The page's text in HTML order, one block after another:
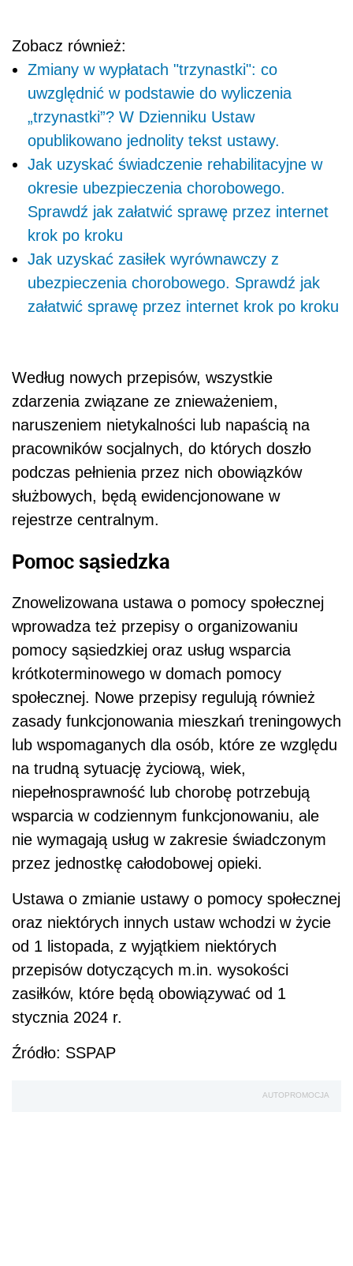
Zobacz również:
Zmiany w wypłatach "trzynastki": co
uwzględnić w podstawie do wyliczenia
„trzynastki”? W Dzienniku Ustaw
opublikowano jednolity tekst ustawy.
Jak uzyskać świadczenie rehabilitacyjne w
okresie ubezpieczenia chorobowego.
Sprawdź jak załatwić sprawę przez internet
krok po kroku
Jak uzyskać zasiłek wyrównawczy z
ubezpieczenia chorobowego. Sprawdź jak
załatwić sprawę przez internet krok po kroku
Według nowych przepisów, wszystkie
zdarzenia związane ze znieważeniem,
naruszeniem nietykalności lub napaścią na
pracowników socjalnych, do których doszło
podczas pełnienia przez nich obowiązków
służbowych, będą ewidencjonowane w
rejestrze centralnym.
Pomoc sąsiedzka
Znowelizowana ustawa o pomocy społecznej
wprowadza też przepisy o organizowaniu
pomocy sąsiedzkiej oraz usług wsparcia
krótkoterminowego w domach pomocy
społecznej. Nowe przepisy regulują również
zasady funkcjonowania mieszkań treningowych
lub wspomaganych dla osób, które ze względu
na trudną sytuację życiową, wiek,
niepełnosprawność lub chorobę potrzebują
wsparcia w codziennym funkcjonowaniu, ale
nie wymagają usług w zakresie świadczonym
przez jednostkę całodobowej opieki.
Ustawa o zmianie ustawy o pomocy społecznej
oraz niektórych innych ustaw wchodzi w życie
od 1 listopada, z wyjątkiem niektórych
przepisów dotyczących m.in. wysokości
zasiłków, które będą obowiązywać od 1
stycznia 2024 r.
Źródło: SSPAP
AUTOPROMOCJA